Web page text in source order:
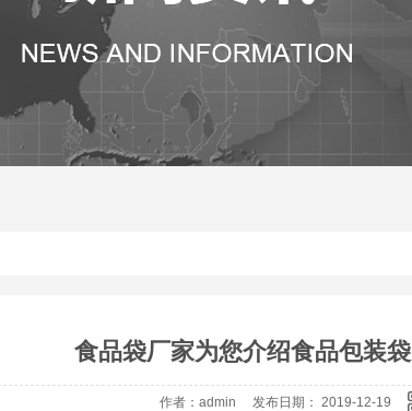
食品袋厂家为您介绍食品包装
作者：admin 发布日期： 2019-12-19